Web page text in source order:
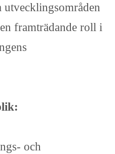
utvecklingsområden
framträdande roll i
och